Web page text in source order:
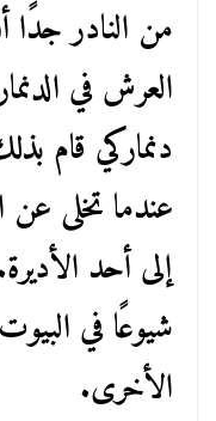
من النادر
العرش في
دنماركي قام
إلى أحد
شيوعًا في
الأخرى.